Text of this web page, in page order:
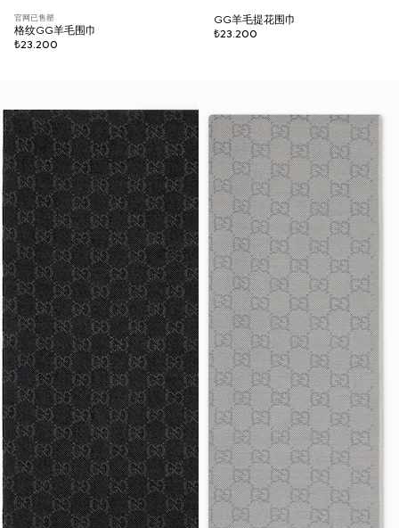
官网已售罄
格纹GG羊毛围巾
₺23.200
GG羊毛提花围巾
₺23.200